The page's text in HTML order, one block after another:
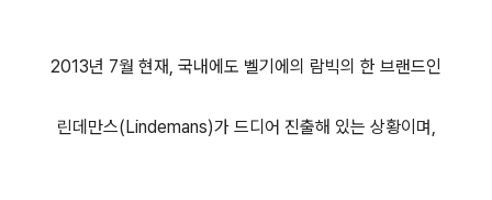
2013년 7월 현재, 국내에도 벨기에의 람빅의 한 브랜드인
린데만스(Lindemans)가 드디어 진출해 있는 상황이며,